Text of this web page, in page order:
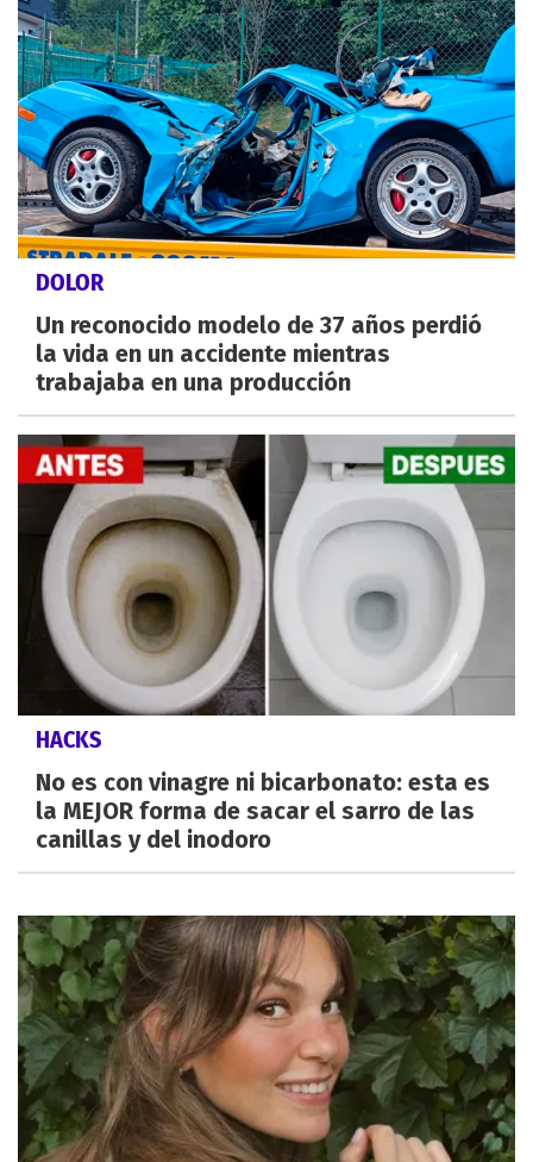
DOLOR
Un reconocido modelo de 37 años perdió
la vida en un accidente mientras
trabajaba en una producción
HACKS
No es con vinagre ni bicarbonato: esta es
la MEJOR forma de sacar el sarro de las
canillas y del inodoro